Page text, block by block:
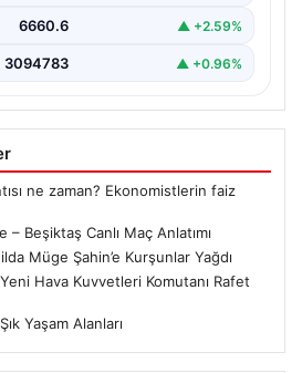
6660.6 ▲ +2.59%
3094783 ▲ +0.96%
ne zaman? Ekonomistlerin faiz
Beşiktaş Canlı Maç Anlatımı
Müge Şahin’e Kurşunlar Yağdı
Hava Kuvvetleri Komutanı Rafet
Yaşam Alanları